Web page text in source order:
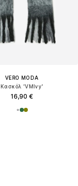
VERO MODA
Κασκόλ 'VMIvy'
16,90 €